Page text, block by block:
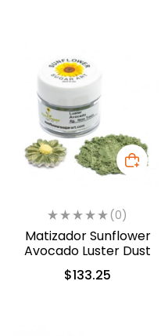
(0)
Matizador Sunflower
Avocado Luster Dust
$133.25